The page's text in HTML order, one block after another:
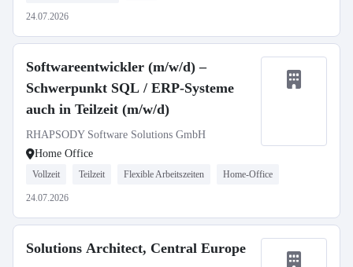
24.07.2026
Softwareentwickler (m/w/d) –
Schwerpunkt SQL / ERP-Systeme
auch in Teilzeit (m/w/d)
RHAPSODY Software Solutions GmbH
Home Office
Vollzeit Teilzeit Flexible Arbeitszeiten Home-Office
24.07.2026
Solutions Architect, Central Europe